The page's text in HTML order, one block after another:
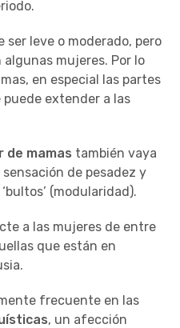
ser leve o moderado, pero
algunas mujeres. Por lo
en especial las partes
puede extender a las
de mamas también vaya
de pesadez y
(modularidad).
a las mujeres de entre
que están en
frecuente en las
, un afección